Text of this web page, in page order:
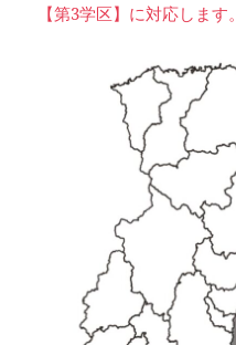
【第3学区】に対応します。